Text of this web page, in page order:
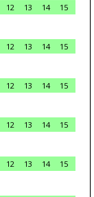
12 13 14
15
12 13 14
15
12 13 14
15
12 13 14
15
12 13 14
15